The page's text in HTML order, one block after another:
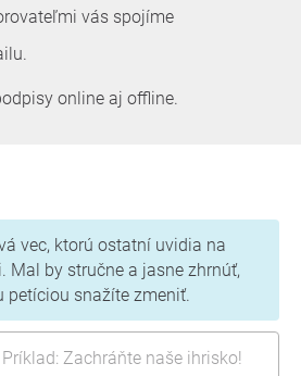
vás spojíme
online aj offline.
vec, ktorú ostatní uvidia na
Mal by stručne a jasne zhrnúť,
petíciou snažíte zmeniť.